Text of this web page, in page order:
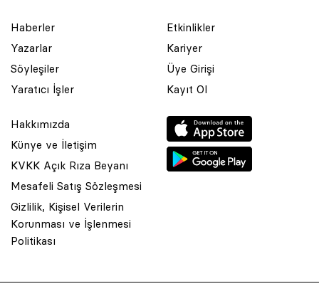
Haberler
Yazarlar
Söyleşiler
Yaratıcı İşler
Etkinlikler
Kariyer
Üye Girişi
Kayıt Ol
Hakkımızda
Künye ve İletişim
KVKK Açık Rıza Beyanı
Mesafeli Satış Sözleşmesi
Gizlilik, Kişisel Verilerin
Korunması ve İşlenmesi
Politikası
© 2001 Rota Yayın Yapım Tanıtım Tic. Ltd. Şti. Bu Sitede Bulunan
Asquared WordPress Agencytarafından tasarlanmış ve